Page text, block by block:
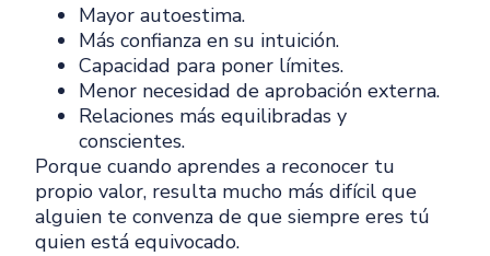
Mayor autoestima.
Más confianza en su intuición.
Capacidad para poner límites.
Menor necesidad de aprobación externa.
Relaciones más equilibradas y
conscientes.
Porque cuando aprendes a reconocer tu
propio valor, resulta mucho más difícil que
alguien te convenza de que siempre eres tú
quien está equivocado.